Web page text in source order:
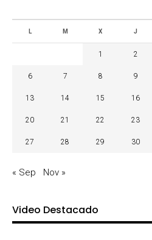
L M X J
1 2
6 7 8 9
13 14 15 16
20 21 22 23
27 28 29 30
« Sep Nov »
Video Destacado